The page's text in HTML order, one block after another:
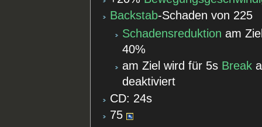
Backstab-Schaden von 225
Schadensreduktion am
40%
am Ziel wird für 5s Break
deaktiviert
CD: 24s
75